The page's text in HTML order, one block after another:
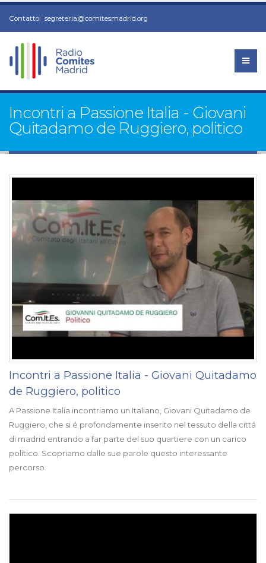
Contatto: segreteria@comitesmadrid.org
Incontri a Passione Italia - Giovani
Quitadamo de Ruggiero, politico
Incontri a Passione Italia - Giovani Quitadamo
de Ruggiero, politico
A Passione Italia incontriamo un Italiano, Giovani Quitadamo de
Ruggiero, che si é profondamente inserito nel tessuto della cittá
di madrid entrando a far parte del suo quartiere con un carico
politico. Scopriamo dalle sue parole questo interessante
percorso.